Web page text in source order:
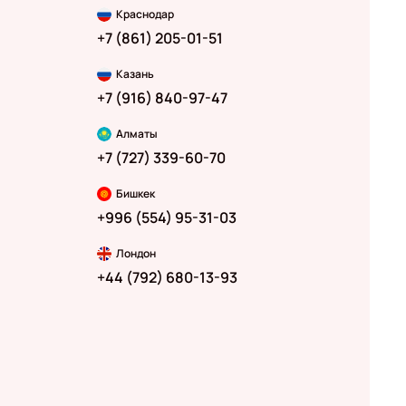
Краснодар
+7 (861) 205-01-51
Казань
+7 (916) 840-97-47
Алматы
+7 (727) 339-60-70
Бишкек
+996 (554) 95-31-03
Лондон
+44 (792) 680-13-93